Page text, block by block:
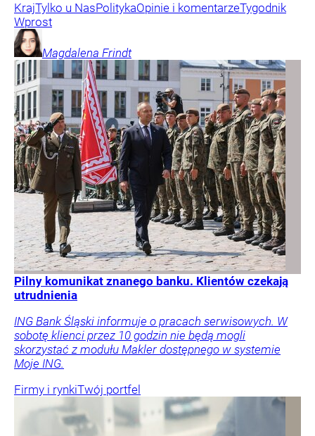
KrajTylko u NasPolitykaOpinie i komentarzeTygodnik
Wprost
Magdalena Frindt
Pilny komunikat znanego banku. Klientów czekają
utrudnienia
ING Bank Śląski informuje o pracach serwisowych. W
sobotę klienci przez 10 godzin nie będą mogli
skorzystać z modułu Makler dostępnego w systemie
Moje ING.
Firmy i rynkiTwój portfel